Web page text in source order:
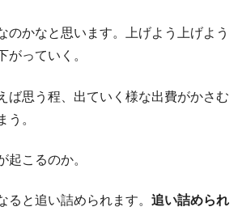
のかなと思います。上げよう上げよう
がっていく。
ば思う程、出ていく様な出費がかさむ
う。
起こるのか。
ると追い詰められます。 追い詰められ